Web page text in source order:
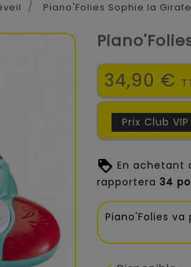
Piano'Folies Sophie la Girafe
34,90 €
Prix Club VIP
En achetant
rapportera 34
Piano'Folies